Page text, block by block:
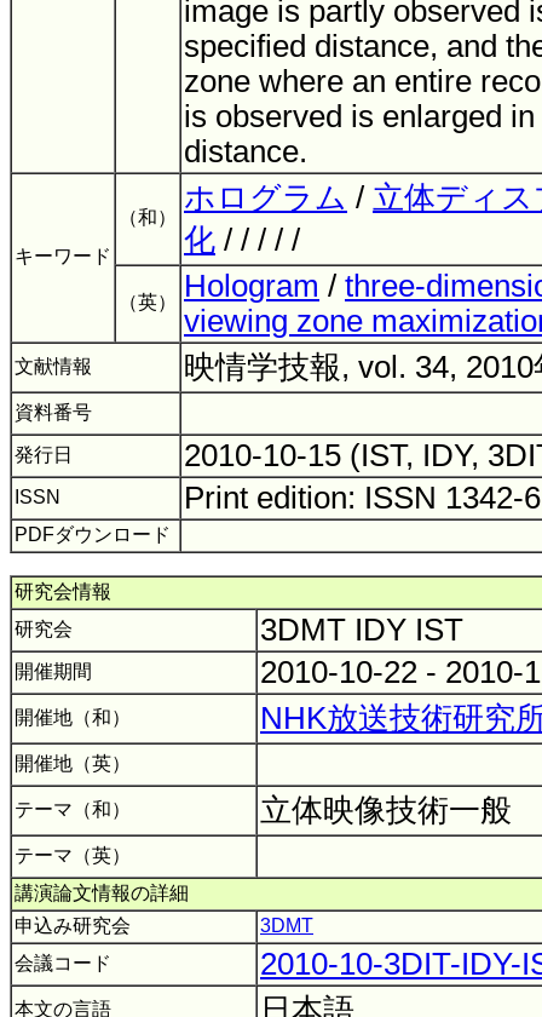
image is partly observed
specified distance, and
zone where an entire
is observed is enlarged
distance.
キーワード
（和）
ホログラム / 立体ディ
化 / / / / /
（英） Hologram / three-
viewing zone
文献情報 映情学技報, vol. 34,
資料番号
発行日 2010-10-15 (IST, IDY,
ISSN Print edition: ISSN 1342-
PDFダウンロード
研究会情報
研究会
3DMT IDY IST
開催期間 2010-10-22 - 2010-
開催地（和） NHK放送技術研究
開催地（英）
テーマ（和） 立体映像技術一般
テーマ（英）
講演論文情報の詳細
申込み研究会
3DMT
会議コード
2010-10-3DIT-IDY-
本文の言語 日本語